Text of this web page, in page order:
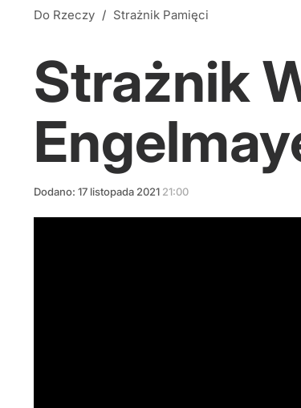
Do Rzeczy / Strażnik Pamięci
Strażnik
Dodano: 17 listopada 2021 21:00